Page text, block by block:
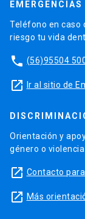
EMERGENCIAS
Teléfono en caso
riesgo tu vida
phone (56)95504
launch Ir al sitio de
Orientación y
género o
launch Contacto
launch Más